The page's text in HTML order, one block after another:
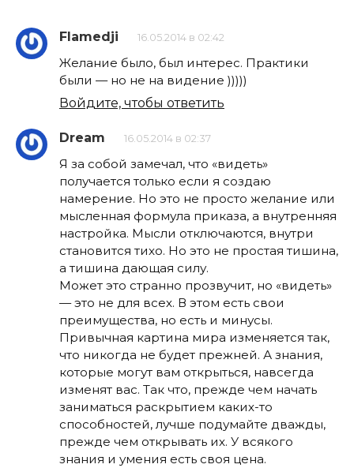
Flamedji 16.05.2014 в 02:42
Желание было, был интерес. Практики
были — но не на видение )))))
Войдите, чтобы ответить
Dream 16.05.2014 в 02:37
Я за собой замечал, что «видеть»
получается только если я создаю
намерение. Но это не просто желание или
мысленная формула приказа, а внутренняя
настройка. Мысли отключаются, внутри
становится тихо. Но это не простая тишина,
а тишина дающая силу.
Может это странно прозвучит, но «видеть»
— это не для всех. В этом есть свои
преимущества, но есть и минусы.
Привычная картина мира изменяется так,
что никогда не будет прежней. А знания,
которые могут вам открыться, навсегда
изменят вас. Так что, прежде чем начать
заниматься раскрытием каких-то
способностей, лучше подумайте дважды,
прежде чем открывать их. У всякого
знания и умения есть своя цена.